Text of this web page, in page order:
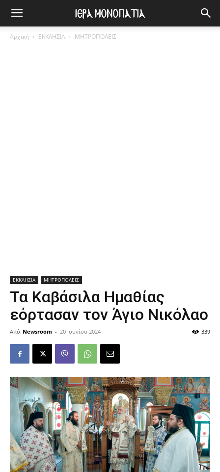
Αρχική ΕΚΚΛΗΣΙΑ ΜΗΤΡΟΠΟΛΕΙΣ
ΕΚΚΛΗΣΙΑ ΜΗΤΡΟΠΟΛΕΙΣ
Τα Καβάσιλα Ημαθίας
εόρτασαν τον Άγιο Νικόλαο
Από Newsroom - 20 Ιουνίου 2024 339